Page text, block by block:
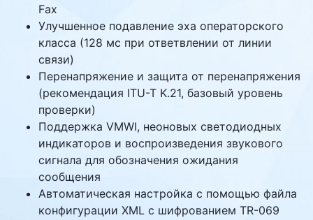
Fax
Улучшенное подавление эха операторского
класса (128 мс при ответвлении от линии
связи)
Перенапряжение и защита от перенапряжения
(рекомендация ITU-T K.21, базовый уровень
проверки)
Поддержка VMWI, неоновых светодиодных
индикаторов и воспроизведения звукового
сигнала для обозначения ожидания
сообщения
Автоматическая настройка с помощью файла
конфигурации XML с шифрованием TR-069